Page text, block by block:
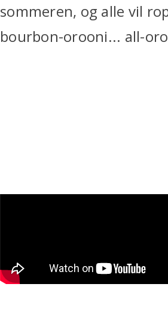
sommeren, og alle vil
bourbon-orooni... all-